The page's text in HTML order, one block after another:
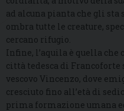
ad alcuna pianta che gli sta
ombra tutte le creature,
cercano rifugio.
Infine, l’aquila è quella
città tedesca di Francoforte
vescovo Vincenzo, dove
cresciuto fino all’età di
prima formazione umana